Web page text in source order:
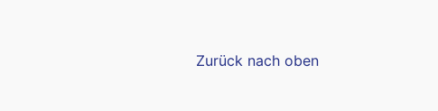
Zurück nach oben